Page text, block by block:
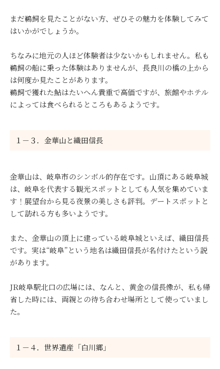
まだ鵜飼を見たことがない方、ぜひその魅力を体験してみて
はいかがでしょうか。
ちなみに地元の人ほど体験者は少ないかもしれません。私も
鵜飼の船に乗った体験はありませんが、長良川の橋の上から
は何度か見たことがあります。
鵜飼で獲れた鮎はたいへん貴重で高価ですが、旅館やホテル
によっては食べられるところもあるようです。
１－３．金華山と織田信長
金華山は、岐阜市のシンボル的存在です。山頂にある岐阜城
は、岐阜を代表する観光スポットとしても人気を集めていま
す！展望台から見る夜景の美しさも評判。デートスポットと
して訪れる方も多いようです。
また、金華山の頂上に建っている岐阜城といえば、織田信長
です。実は“岐阜”という地名は織田信長が名付けたという説
があります。
JR岐阜駅北口の広場には、なんと、黄金の信長像が、私も帰
省した時には、両親との待ち合わせ場所として使っていまし
た。
１－４．世界遺産「白川郷」